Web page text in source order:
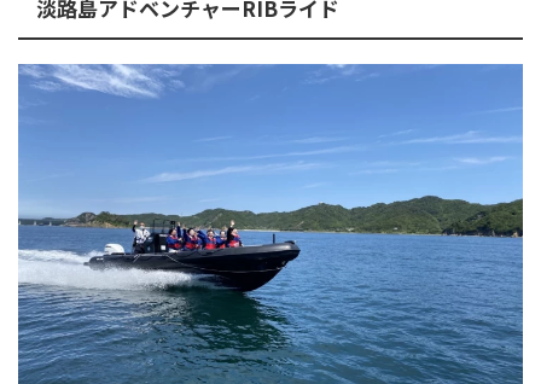
淡路島アドベンチャーRIBライド